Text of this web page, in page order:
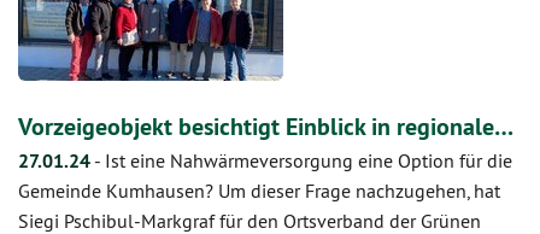
Vorzeigeobjekt besichtigt Einblick in regionale…
27.01.24 - Ist eine Nahwärmeversorgung eine Option für die
Gemeinde Kumhausen? Um dieser Frage nachzugehen, hat
Siegi Pschibul-Markgraf für den Ortsverband der Grünen